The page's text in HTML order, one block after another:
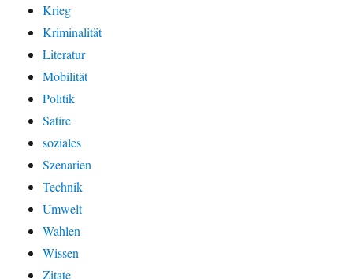
Krieg
Kriminalität
Literatur
Mobilität
Politik
Satire
soziales
Szenarien
Technik
Umwelt
Wahlen
Wissen
Zitate